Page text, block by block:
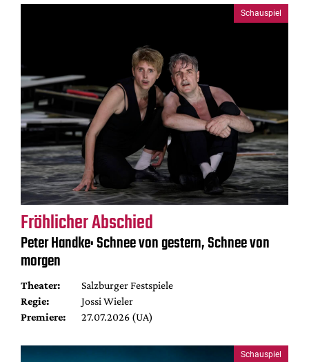
Schauspiel
Fröhlicher Abschied
Peter Handke: Schnee von gestern, Schnee von
morgen
Theater:
Salzburger Festspiele
Regie:
Jossi Wieler
Premiere:
27.07.2026 (UA)
Schauspiel